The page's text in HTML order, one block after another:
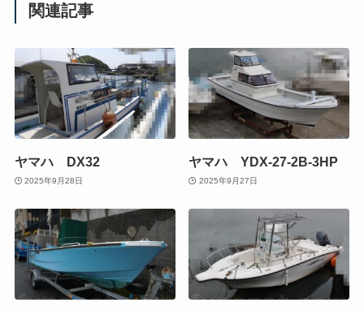
関連記事
ヤマハ DX32
2025年9月28日
ヤマハ YDX-27-2B-3HP
2025年9月27日